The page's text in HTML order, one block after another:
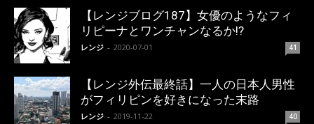
【レンジブログ187】女優のようなフィ
リピーナとワンチャンなるか!?
レンジ - 2020-07-01 41
【レンジ外伝最終話】一人の日本人男性
がフィリピンを好きになった末路
レンジ - 2019-11-22 40